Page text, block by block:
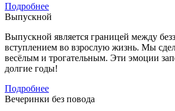
Подробнее
Выпускной
Выпускной является границей между
вступлением во взрослую жизнь. Мы
весёлым и трогательным. Эти эмоции
долгие годы!
Подробнее
Вечеринки без повода